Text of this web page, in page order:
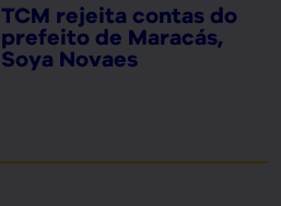
TCM rejeita contas do
prefeito de Maracás,
Soya Novaes